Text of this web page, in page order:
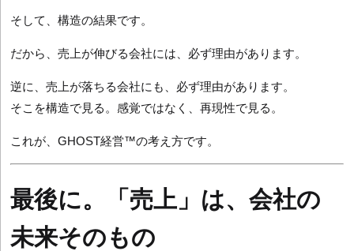
そして、構造の結果です。
だから、売上が伸びる会社には、必ず理由があります。
逆に、売上が落ちる会社にも、必ず理由があります。
そこを構造で見る。感覚ではなく、再現性で見る。
これが、GHOST経営™の考え方です。
最後に。「売上」は、会社の
未来そのもの